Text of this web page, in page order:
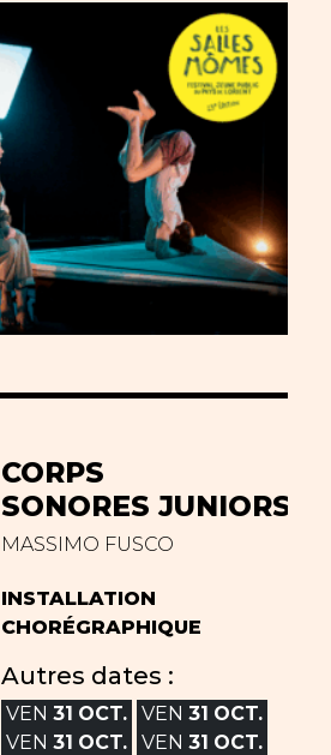
CORPS
SONORES JUNIORS
MASSIMO FUSCO
INSTALLATION
CHORÉGRAPHIQUE
Autres dates :
VEN 31 OCT. VEN 31 OCT.
VEN 31 OCT. VEN 31 OCT.